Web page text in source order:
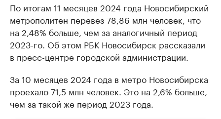
По итогам 11 месяцев 2024 года Новосибирский
метрополитен перевез 78,86 млн человек, что
на 2,48% больше, чем за аналогичный период
2023-го. Об этом РБК Новосибирск рассказали
в пресс-центре городской администрации.
За 10 месяцев 2024 года в метро Новосибирска
проехало 71,5 млн человек. Это на 2,6% больше,
чем за такой же период 2023 года.